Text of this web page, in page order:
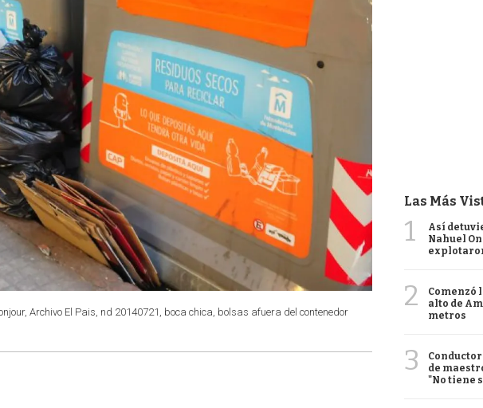
Archivo El Pais, nd 20140721, boca chica, bolsas afuera del contenedor
Las Más
1
Así
Nahuel
2
Comenzó
alto de
metros
3
de
"No tiene